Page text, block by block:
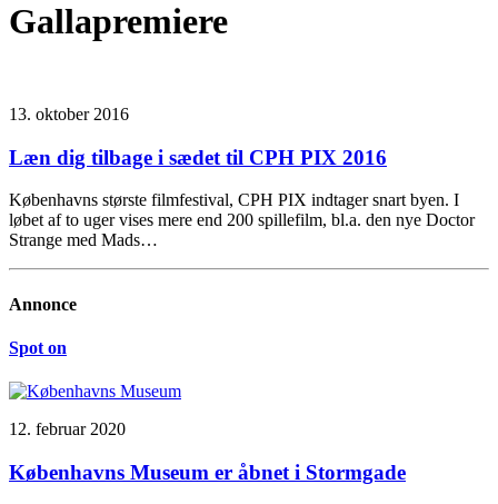
Gallapremiere
13. oktober 2016
Læn dig tilbage i sædet til CPH PIX 2016
Københavns største filmfestival, CPH PIX indtager snart byen. I
løbet af to uger vises mere end 200 spillefilm, bl.a. den nye Doctor
Strange med Mads…
Annonce
Spot on
12. februar 2020
Københavns Museum er åbnet i Stormgade